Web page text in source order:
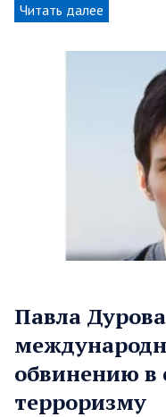
Читать далее
Павла
обвинению в
терроризму